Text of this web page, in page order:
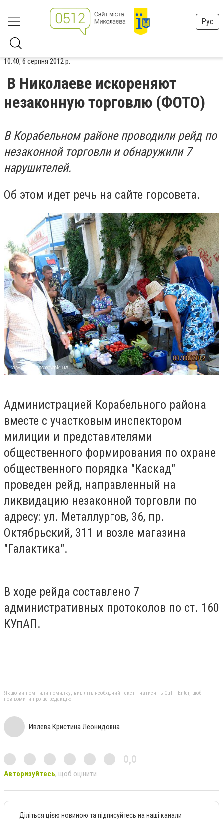
Рус
10:40, 6 серпня 2012 р.
В Николаеве искореняют
незаконную торговлю (ФОТО)
В Корабельном районе проводили рейд по
незаконной торговли и обнаружили 7
нарушителей.
Об этом идет речь на сайте горсовета.
Администрацией Корабельного района
вместе с участковым инспектором
милиции и представителями
общественного формирования по охране
общественного порядка "Каскад"
проведен рейд, направленный на
ликвидацию незаконной торговли по
адресу: ул. Металлургов, 36, пр.
Октябрьский, 311 и возле магазина
"Галактика".
В ходе рейда составлено 7
административных протоколов по ст. 160
КУпАП.
Якщо ви помітили помилку, виділіть необхідний текст і натисніть Ctrl + Enter, щоб
повідомити про це редакцію
Ивлева Кристина Леонидовна
0,0
Авторизуйтесь, щоб оцінити
Діліться цією новиною та підписуйтесь на наші канали